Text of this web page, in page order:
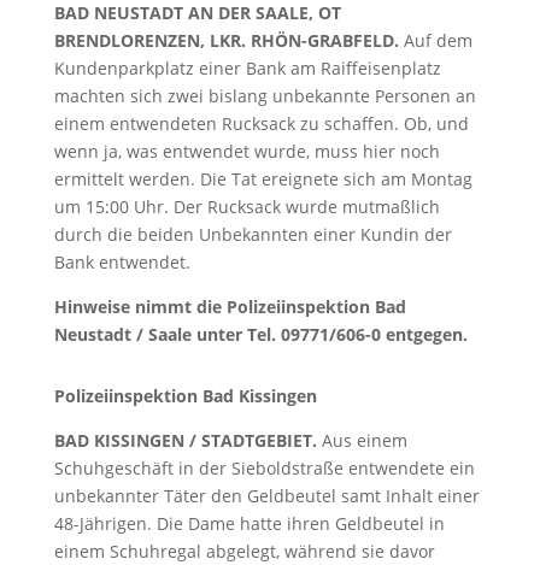
BAD NEUSTADT AN DER SAALE, OT
BRENDLORENZEN, LKR. RHÖN-GRABFELD. Auf dem
Kundenparkplatz einer Bank am Raiffeisenplatz
machten sich zwei bislang unbekannte Personen an
einem entwendeten Rucksack zu schaffen. Ob, und
wenn ja, was entwendet wurde, muss hier noch
ermittelt werden. Die Tat ereignete sich am Montag
um 15:00 Uhr. Der Rucksack wurde mutmaßlich
durch die beiden Unbekannten einer Kundin der
Bank entwendet.
Hinweise nimmt die Polizeiinspektion Bad
Neustadt / Saale unter Tel. 09771/606-0 entgegen.
Polizeiinspektion Bad Kissingen
BAD KISSINGEN / STADTGEBIET. Aus einem
Schuhgeschäft in der Sieboldstraße entwendete ein
unbekannter Täter den Geldbeutel samt Inhalt einer
48-Jährigen. Die Dame hatte ihren Geldbeutel in
einem Schuhregal abgelegt, während sie davor